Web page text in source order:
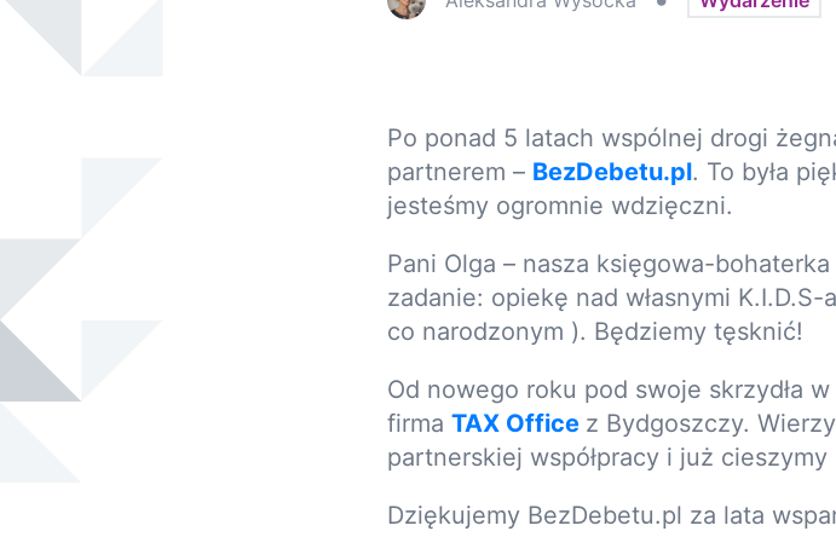
Po ponad 5 latach wspólnej drogi
partnerem – BezDebetu.pl. To była
jesteśmy ogromnie wdzięczni.
Pani Olga – nasza księgowa-
zadanie: opiekę nad własnymi
co narodzonym ). Będziemy tęsknić!
Od nowego roku pod swoje skrzydła
firmaTAX Office z Bydgoszczy.
partnerskiej współpracy i już cieszymy
Dziękujemy BezDebetu.pl za lata